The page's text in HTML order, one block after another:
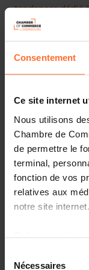
Consentement
Ce site internet
Nous utilisons
Chambre de
de permettre le
terminal,
fonction de vos
relatives aux
notre site internet.
à l’exception
Nécessaires
tendances dédié
conférencier
mobilité qui
Les échanges
les perspectives
durable et
L'achat
La gestion
Les